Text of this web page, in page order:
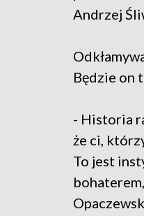
Andrzej
Będzie on
- Historia
że ci,
To jest